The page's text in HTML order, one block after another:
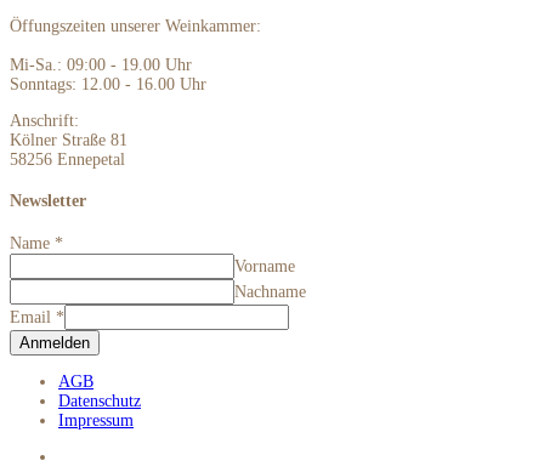
Öffungszeiten unserer Weinkammer:
Mi-Sa.: 09:00 - 19.00 Uhr
Sonntags: 12.00 - 16.00 Uhr
Anschrift:
Kölner Straße 81
58256 Ennepetal
Newsletter
Name *
Vorname
Nachname
Email *
Anmelden
AGB
Datenschutz
Impressum